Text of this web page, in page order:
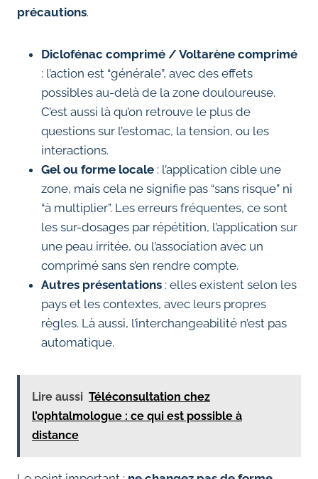
précautions.
Diclofénac comprimé / Voltarène comprimé
: l’action est “générale”, avec des effets
possibles au-delà de la zone douloureuse.
C’est aussi là qu’on retrouve le plus de
questions sur l’estomac, la tension, ou les
interactions.
Gel ou forme locale : l’application cible une
zone, mais cela ne signifie pas “sans risque” ni
“à multiplier”. Les erreurs fréquentes, ce sont
les sur-dosages par répétition, l’application sur
une peau irritée, ou l’association avec un
comprimé sans s’en rendre compte.
Autres présentations : elles existent selon les
pays et les contextes, avec leurs propres
règles. Là aussi, l’interchangeabilité n’est pas
automatique.
Lire aussi Téléconsultation chez
l’ophtalmologue : ce qui est possible à
distance